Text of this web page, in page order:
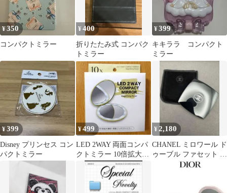
¥350
コンパクトミラー
¥400
折りたたみ式 コンパク
トミラー
¥399
キキララ コンパクト
ミラー
¥399
Disney プリンセス コン
パクトミラー
¥499
LED 2WAY 両面コンパ
クトミラー 10倍拡大鏡
付 イエロー
¥ 2,180
CHANEL ミロワール ド
ゥーブル ファセット コ
ンパクトミラー